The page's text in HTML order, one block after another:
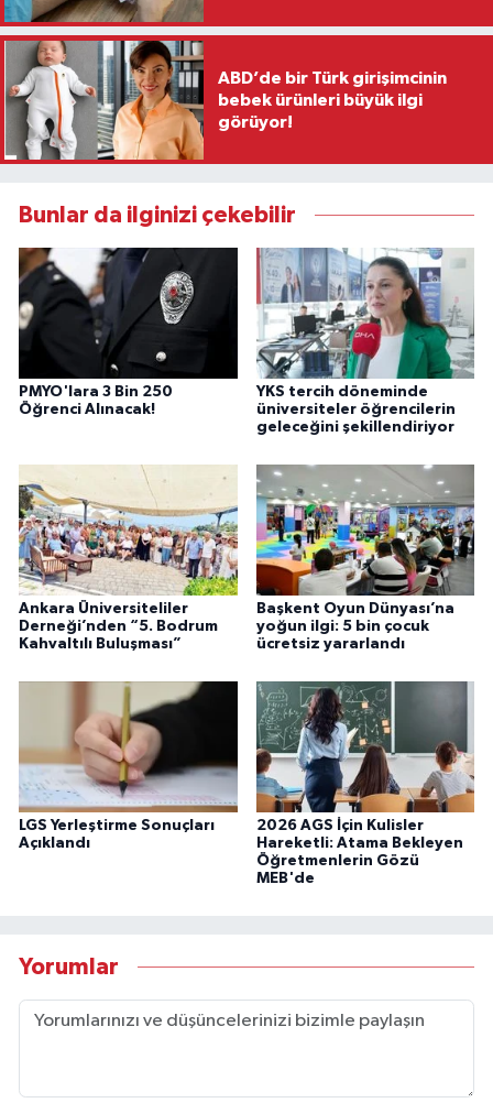
ABD’de bir Türk girişimcinin
bebek ürünleri büyük ilgi
görüyor!
Bunlar da ilginizi çekebilir
PMYO'lara 3 Bin 250
Öğrenci Alınacak!
YKS tercih döneminde
üniversiteler öğrencilerin
geleceğini şekillendiriyor
Ankara Üniversiteliler
Derneği’nden “5. Bodrum
Kahvaltılı Buluşması”
Başkent Oyun Dünyası’na
yoğun ilgi: 5 bin çocuk
ücretsiz yararlandı
LGS Yerleştirme Sonuçları
Açıklandı
2026 AGS İçin Kulisler
Hareketli: Atama Bekleyen
Öğretmenlerin Gözü
MEB'de
Yorumlar